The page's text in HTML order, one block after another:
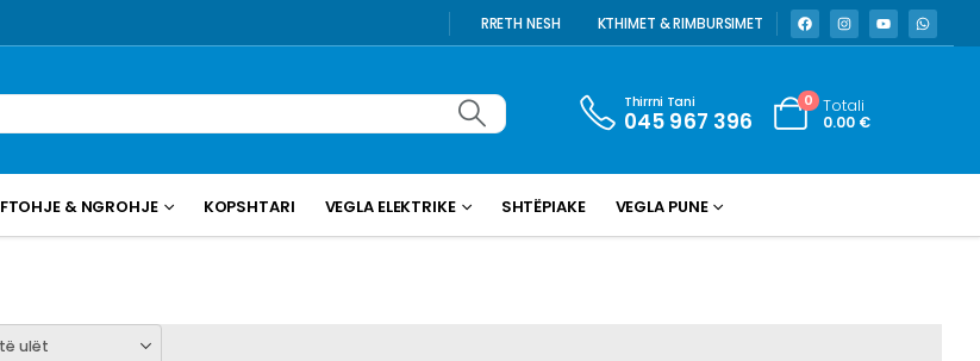
RRETH NESH KTHIMET & RIMBURSIMET
Thirrni Tani
045 967 396
0 Totali
0.00 €
FTOHJE & NGROHJE KOPSHTARI VEGLA ELEKTRIKE SHTËPIAKE VEGLA PUNE